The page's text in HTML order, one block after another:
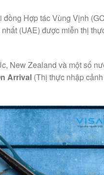
Hợp tác Vùng Vịnh
(UAE) được miễn thị
New Zealand và một số
Arrival (Thị thực nhập